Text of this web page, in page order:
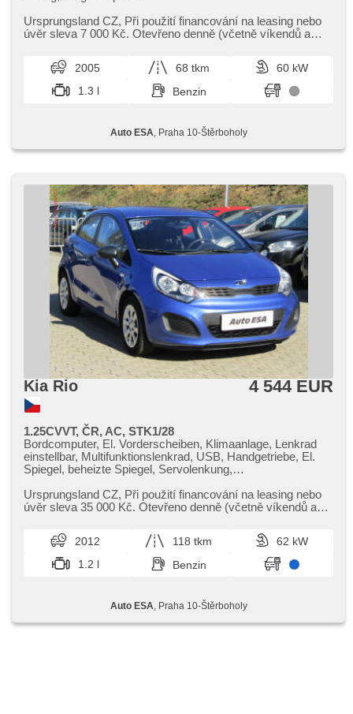
Ursprungsland CZ,​ Při použití financování na leasing nebo
úvěr sleva 7 000 Kč. Otevřeno denně (včetně víkendů a
2005 68 tkm
60 kW
1.3 l
Benzin
Auto ESA , Praha 10-Štěrboholy
Kia Rio 4 544 EUR
1.25CVVT, ČR, AC, STK1/28
Bordcomputer, El. Vorderscheiben, Klimaanlage, Lenkrad
einstellbar, Multifunktionslenkrad, USB, Handgetriebe, El.
Spiegel, beheizte Spiegel, Servolenkung,
Antriebsschlupfregelung (ASR), isofix,
Beifahrerairbagdeaktivierung, Wegfahrsperre, 6x Airbag
Ursprungsland CZ,​ Při použití financování na leasing nebo
úvěr sleva 35 000 Kč. Otevřeno denně (včetně víkendů a
2012 118 tkm
62 kW
1.2 l
Benzin
Auto ESA , Praha 10-Štěrboholy